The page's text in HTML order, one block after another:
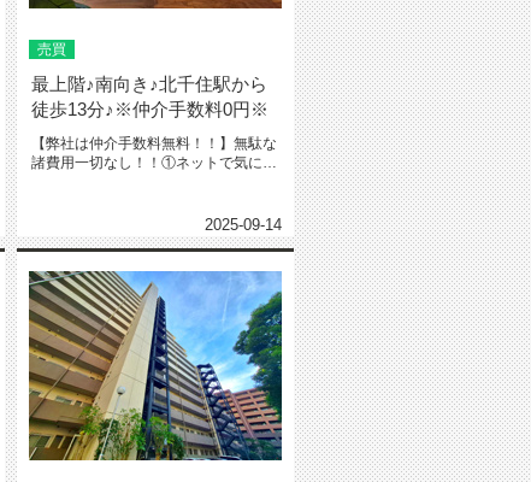
売買
最上階♪南向き♪北千住駅から
徒歩13分♪※仲介手数料0円※
【弊社は仲介手数料無料！！】無駄な
諸費用一切なし！！①ネットで気にな
2025-09-14